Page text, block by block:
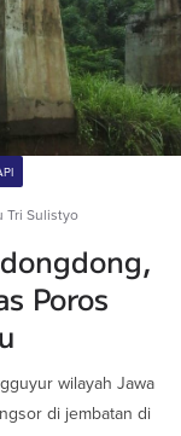
Tri Sulistyo
Poros
wilayah Jawa
di jembatan di